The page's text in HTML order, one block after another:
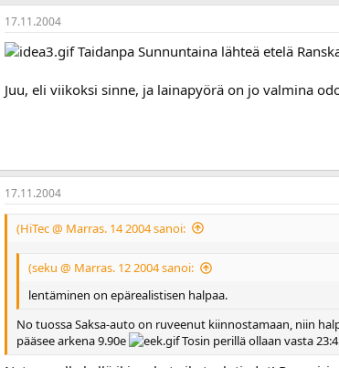
17.11.2004
Taidanpa Sunnuntaina lähteä etelä
Juu, eli viikoksi sinne, ja lainapyörä on jo valmina
17.11.2004
(HiTec @ Marras. 14 2004 sanoi:
(seku @ Marras. 12 2004 sanoi:
lentäminen on epärealistisen halpaa.
No tuossa Saksa-auto on ruveenut kiinnostamaan, niin
pääsee arkena 9.90e
Tosin perillä ollaan vasta